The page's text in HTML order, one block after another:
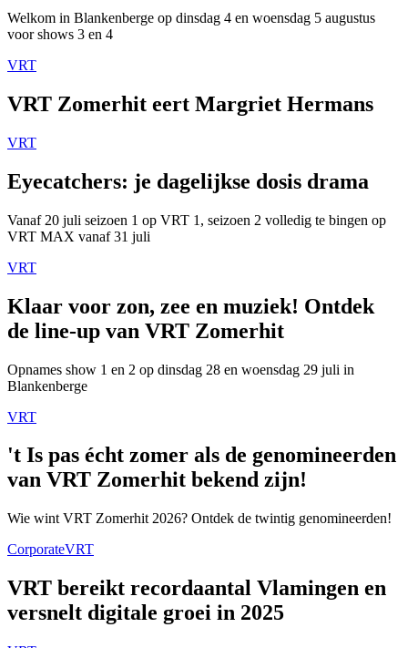
Welkom in Blankenberge op dinsdag 4 en woensdag 5 augustus
voor shows 3 en 4
VRT
VRT Zomerhit eert Margriet Hermans
VRT
Eyecatchers: je dagelijkse dosis drama
Vanaf 20 juli seizoen 1 op VRT 1, seizoen 2 volledig te bingen op
VRT MAX vanaf 31 juli
VRT
Klaar voor zon, zee en muziek! Ontdek
de line-up van VRT Zomerhit
Opnames show 1 en 2 op dinsdag 28 en woensdag 29 juli in
Blankenberge
VRT
't Is pas écht zomer als de genomineerden
van VRT Zomerhit bekend zijn!
Wie wint VRT Zomerhit 2026? Ontdek de twintig genomineerden!
CorporateVRT
VRT bereikt recordaantal Vlamingen en
versnelt digitale groei in 2025